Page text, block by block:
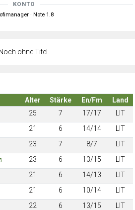
KONTO
· Note 1.8
Noch ohne Titel.
Alter Stärke En/Fm
Land
25 7 17/17
LIT
21 6 14/14
LIT
23 7 8/7
LIT
23 6 13/15
LIT
21 6 14/13
LIT
21 6 10/14
LIT
22 6 13/15
LIT